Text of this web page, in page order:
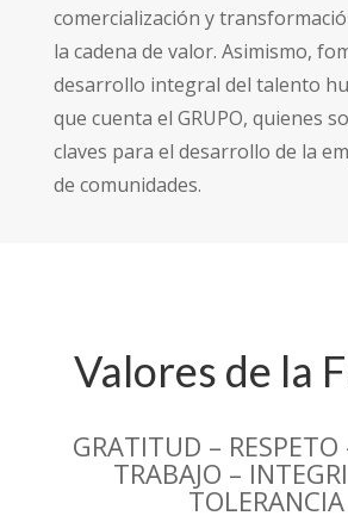
comercialización y
la cadena de valor. Asimismo,
desarrollo integral del talento
que cuenta el GRUPO, quienes
claves para el desarrollo de la
de comunidades.
Valores de la
GRATITUD –
TRABAJO –
TOLERANCIA